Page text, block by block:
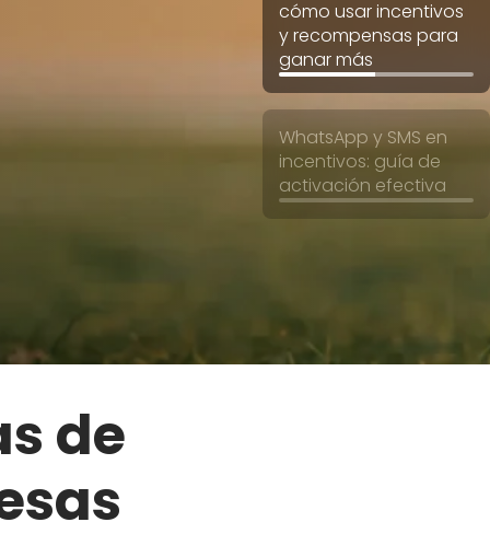
cómo usar incentivos
y recompensas para
ganar más
WhatsApp y SMS en
incentivos: guía de
activación efectiva
de